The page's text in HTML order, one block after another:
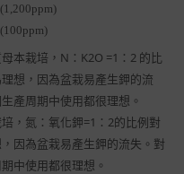
本栽培，N：K2O =1：2 的比
想，因為盆栽易產生鉀的流
產周期中使用都很理想。
，氮：氧化鉀=1：2的比例對
因為盆栽易產生鉀的流失。對
中使用都很理想。